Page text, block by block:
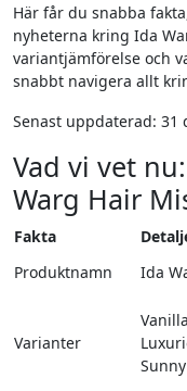
Här får du snabba
nyheterna kring Ida
variantjämförelse och
snabbt navigera allt
Senast uppdaterad: 31
Vad vi vet
Warg Hair
Fakta
Produktnamn
Ida
Varianter